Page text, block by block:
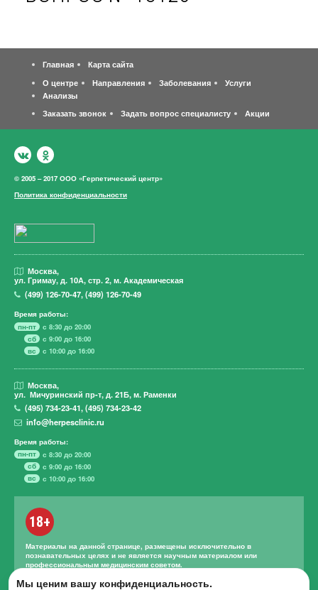
Главная
Карта сайта
О центре
Направления Заболевания
Услуги
Анализы
Заказать звонок
Задать вопрос специалисту Акции
© 2005 – 2017 ООО «Герпетический центр»
Политика конфиденциальности
Москва,
ул. Гримау,д. 10А, стр. 2, м. Академическая
(499)126-70-47,(499)126-70-49
Время работы:
пн-пт
с 8:30 до 20:00
сб
с 9:00 до 16:00
вс
с 10:00 до 16:00
Москва,
ул. Мичуринский пр-т, д. 21Б, м. Раменки
(495)734-23-41,(495)734-23-42
info@herpesclinic.ru
Время работы:
пн-пт
с 8:30 до 20:00
сб
с 9:00 до 16:00
вс
с 10:00 до 16:00
18+
Материалы на данной странице, размещены исключительно в
познавательных целях и не является научным материалом или
профессиональным медицинским советом.
Правильное лечение и назначение лекарственных средств может
Мы ценим вашу конфиденциальность.